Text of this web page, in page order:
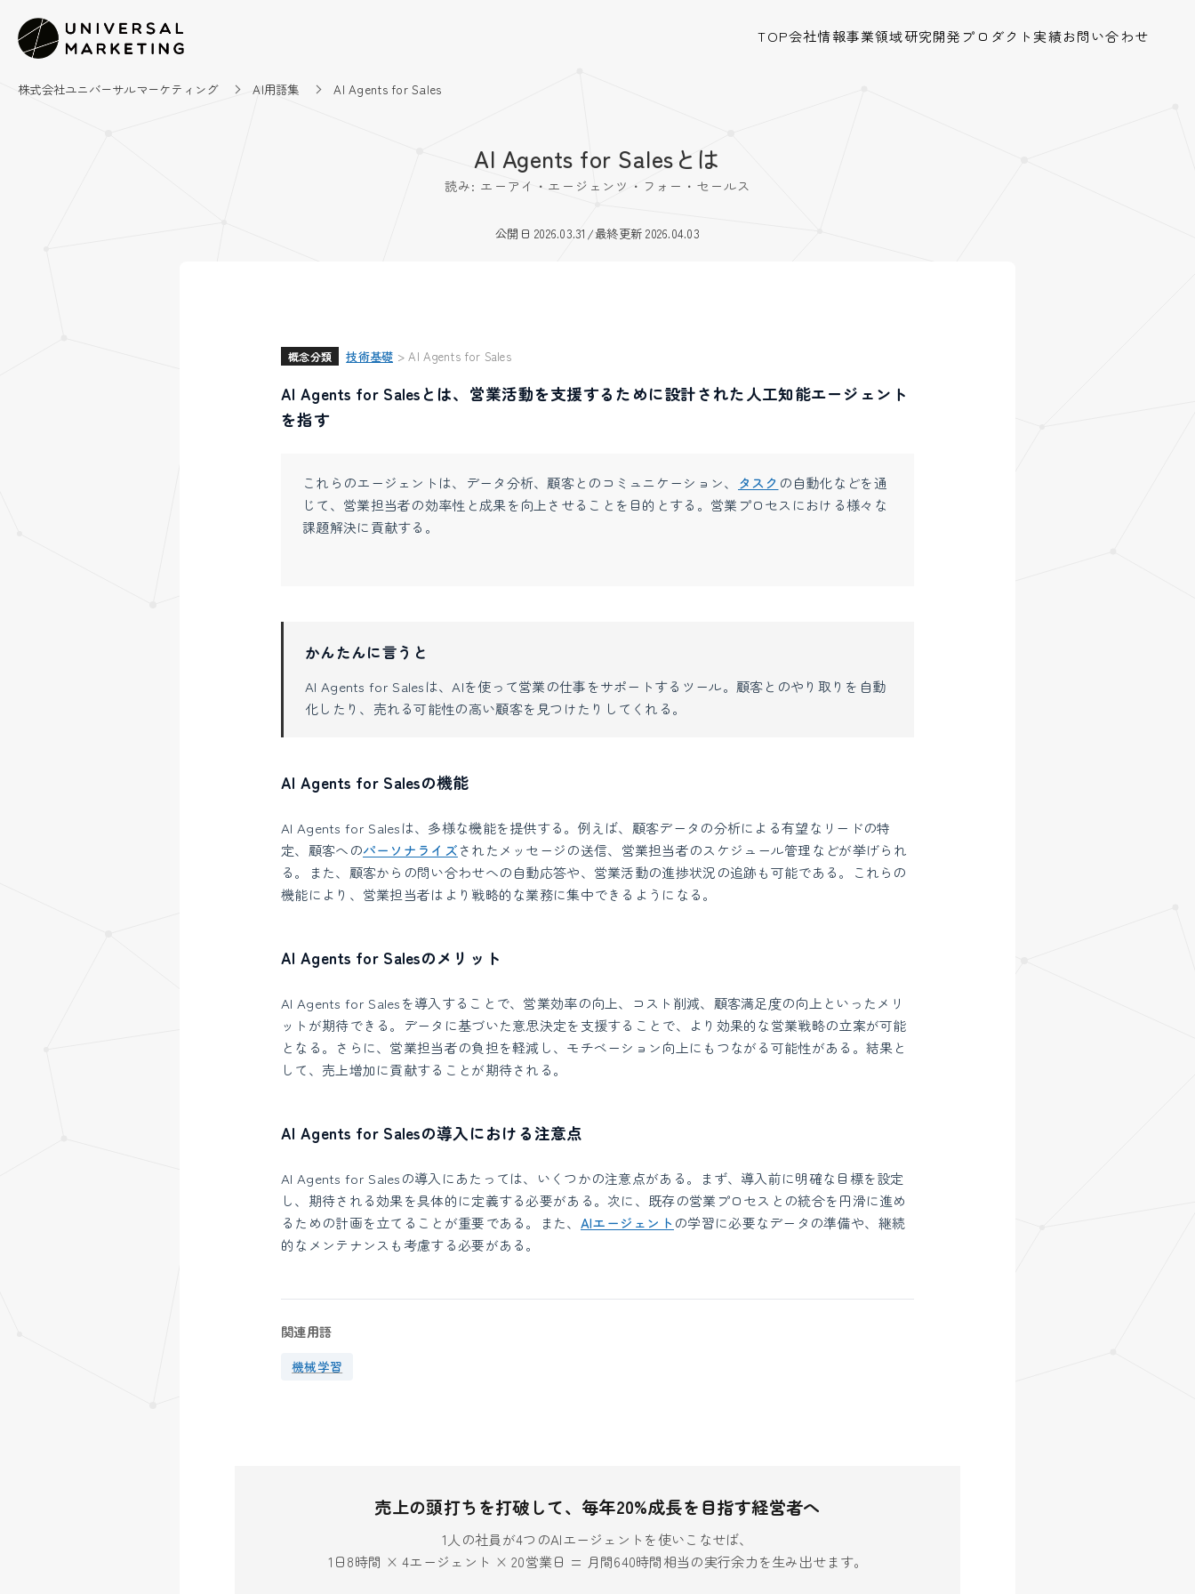
TOP会社情報事業領域研究開発 プロダクト 実績お問い合わせ
株式会社ユニバーサルマーケティング AI用語集 AI Agents for Sales
AI Agents for Salesとは
読み: エーアイ・エージェンツ・フォー・セールス
公開日 2026.03.31 /最終更新 2026.04.03
概念分類 技術基礎 >AI Agents for Sales
AI Agents for Salesとは、営業活動を支援するために設計された人工知能エージェント
を指す
これらのエージェントは、データ分析、顧客とのコミュニケーション、 タスク の自動化などを通
じて、営業担当者の効率性と成果を向上させることを目的とする。営業プロセスにおける様々な
課題解決に貢献する。
かんたんに言うと
AI Agents for Salesは、AIを使って営業の仕事をサポートするツール。顧客とのやり取りを自動
化したり、売れる可能性の高い顧客を見つけたりしてくれる。
AI Agents for Salesの機能
AI Agents for Salesは、多様な機能を提供する。例えば、顧客データの分析による有望なリードの特
定、顧客へのパーソナライズされたメッセージの送信、営業担当者のスケジュール管理などが挙げられ
る。また、顧客からの問い合わせへの自動応答や、営業活動の進捗状況の追跡も可能である。これらの
機能により、営業担当者はより戦略的な業務に集中できるようになる。
AI Agents for Salesのメリット
AI Agents for Salesを導入することで、営業効率の向上、コスト削減、顧客満足度の向上といったメリ
ットが期待できる。データに基づいた意思決定を支援することで、より効果的な営業戦略の立案が可能
となる。さらに、営業担当者の負担を軽減し、モチベーション向上にもつながる可能性がある。結果と
して、売上増加に貢献することが期待される。
AI Agents for Salesの導入における注意点
AI Agents for Salesの導入にあたっては、いくつかの注意点がある。まず、導入前に明確な目標を設定
し、期待される効果を具体的に定義する必要がある。次に、既存の営業プロセスとの統合を円滑に進め
るための計画を立てることが重要である。また、 AIエージェント の学習に必要なデータの準備や、継続
的なメンテナンスも考慮する必要がある。
関連用語
機械学習
売上の頭打ちを打破して、毎年20%成長を目指す経営者へ
1人の社員が4つのAIエージェントを使いこなせば、
1日8時間 × 4エージェント × 20営業日 = 月間640時間相当の実行余力を生み出せます。